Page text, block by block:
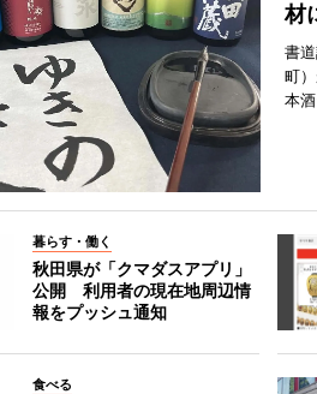
材
書
町
本
暮らす・働く
秋田県が「クマダスアプリ」
公開 利用者の現在地周辺情
報をプッシュ通知
食べる